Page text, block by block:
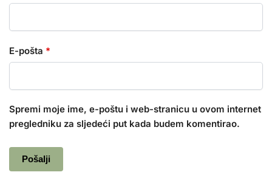
E-pošta *
Spremi moje ime, e-poštu i web-stranicu u ovom internet
pregledniku za sljedeći put kada budem komentirao.